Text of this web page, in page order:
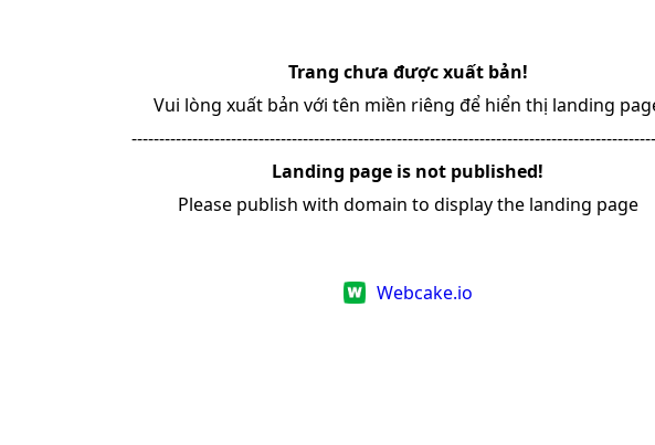
Trang chưa được xuất bản!
Vui lòng xuất bản với tên miền riêng để hiển thị landing
Landing page is not published!
Please publish with domain to display the landing page
Webcake.io